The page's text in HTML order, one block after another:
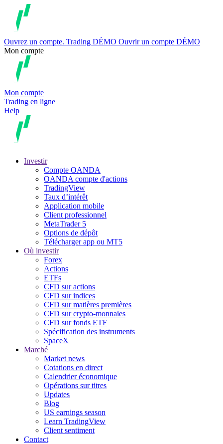
Ouvrez un compte. Trading DÉMO Ouvrir un compte DÉMO
Mon compte
Mon compte
Trading en ligne
Help
Investir
Compte OANDA
OANDA compte d'actions
TradingView
Taux d’intérêt
Application mobile
Client professionnel
MetaTrader 5
Options de dépôt
Télécharger app ou MT5
Où investir
Forex
Actions
ETFs
CFD sur actions
CFD sur indices
CFD sur matières premières
CFD sur crypto-monnaies
CFD sur fonds ETF
Spécification des instruments
SpaceX
Marché
Market news
Cotations en direct
Calendrier économique
Opérations sur titres
Updates
Blog
US earnings season
Learn TradingView
Client sentiment
Contact